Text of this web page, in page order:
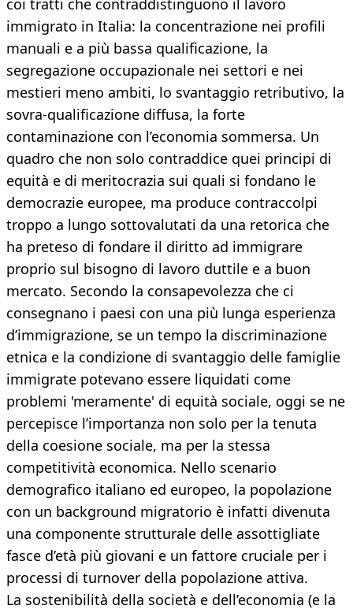
coi tratti che contraddistinguono il lavoro
immigrato in Italia: la concentrazione nei profili
manuali e a più bassa qualificazione, la
segregazione occupazionale nei settori e nei
mestieri meno ambiti, lo svantaggio retributivo, la
sovra-qualificazione diffusa, la forte
contaminazione con l’economia sommersa. Un
quadro che non solo contraddice quei principi di
equità e di meritocrazia sui quali si fondano le
democrazie europee, ma produce contraccolpi
troppo a lungo sottovalutati da una retorica che
ha preteso di fondare il diritto ad immigrare
proprio sul bisogno di lavoro duttile e a buon
mercato. Secondo la consapevolezza che ci
consegnano i paesi con una più lunga esperienza
d’immigrazione, se un tempo la discriminazione
etnica e la condizione di svantaggio delle famiglie
immigrate potevano essere liquidati come
problemi 'meramente' di equità sociale, oggi se ne
percepisce l’importanza non solo per la tenuta
della coesione sociale, ma per la stessa
competitività economica. Nello scenario
demografico italiano ed europeo, la popolazione
con un background migratorio è infatti divenuta
una componente strutturale delle assottigliate
fasce d’età più giovani e un fattore cruciale per i
processi di turnover della popolazione attiva.
La sostenibilità della società e dell’economia (e la